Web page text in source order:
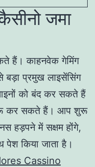
जमा
हैं। काहनवेक गेमिंग
बड़ा प्रमुख लाइसेंसिंग
को बंद कर सकते हैं
कर सकते हैं। आप शुरू
हड़पने में सक्षम होंगे,
किया जाता है।
Cassino